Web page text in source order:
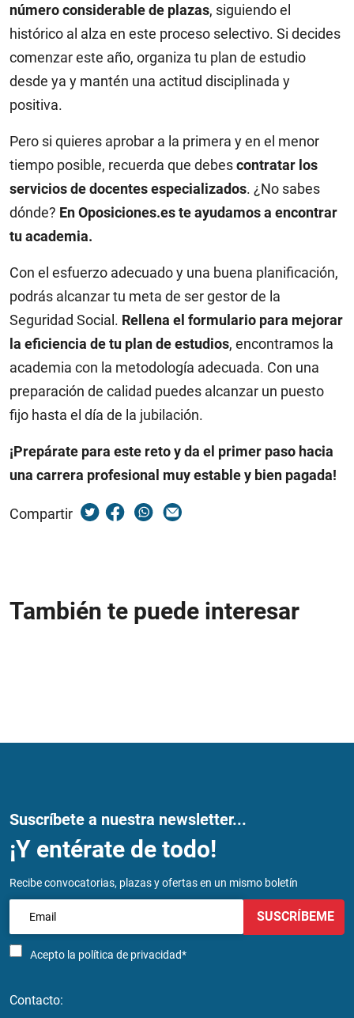
número considerable de plazas, siguiendo el
histórico al alza en este proceso selectivo. Si decides
comenzar este año, organiza tu plan de estudio
desde ya y mantén una actitud disciplinada y
positiva.
Pero si quieres aprobar a la primera y en el menor
tiempo posible, recuerda que debescontratar los
servicios de docentes especializados. ¿No sabes
dónde? En Oposiciones.es te ayudamos a encontrar
tu academia.
Con el esfuerzo adecuado y una buena planificación,
podrás alcanzar tu meta de ser gestor de la
Seguridad Social. Rellena el formulario para mejorar
la eficiencia de tu plan de estudios, encontramos la
academia con la metodología adecuada. Con una
preparación de calidad puedes alcanzar un puesto
fijo hasta el día de la jubilación.
¡Prepárate para este reto y da el primer paso hacia
una carrera profesional muy estable y bien pagada!
Compartir
También te puede interesar
Suscríbete a nuestra newsletter...
¡Y entérate de todo!
Recibe convocatorias, plazas y ofertas en un mismo boletín
Acepto la política de privacidad*
SUSCRÍBEME
Contacto: